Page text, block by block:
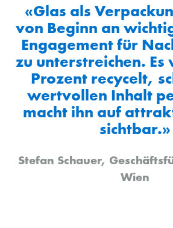
«Glas als
von Beginn an
Engagement für
zu unterstreichen. Es
Prozent recycelt,
wertvollen Inhalt
macht ihn auf
sichtbar.»
Stefan Schauer,
Wien